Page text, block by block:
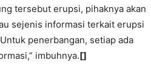
tersebut erupsi, pihaknya akan
sejenis informasi terkait erupsi
penerbangan, setiap ada
imbuhnya.[]